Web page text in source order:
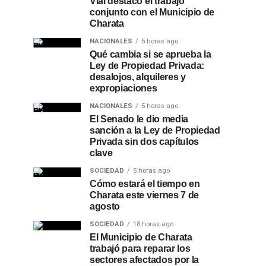
conjunto con el Municipio de
Charata
NACIONALES 5 horas ago
Qué cambia si se aprueba la
Ley de Propiedad Privada:
desalojos, alquileres y
expropiaciones
NACIONALES 5 horas ago
El Senado le dio media
sanción a la Ley de Propiedad
Privada sin dos capítulos
clave
SOCIEDAD 5 horas ago
Cómo estará el tiempo en
Charata este viernes 7 de
agosto
SOCIEDAD 18 horas ago
El Municipio de Charata
trabajó para reparar los
sectores afectados por la